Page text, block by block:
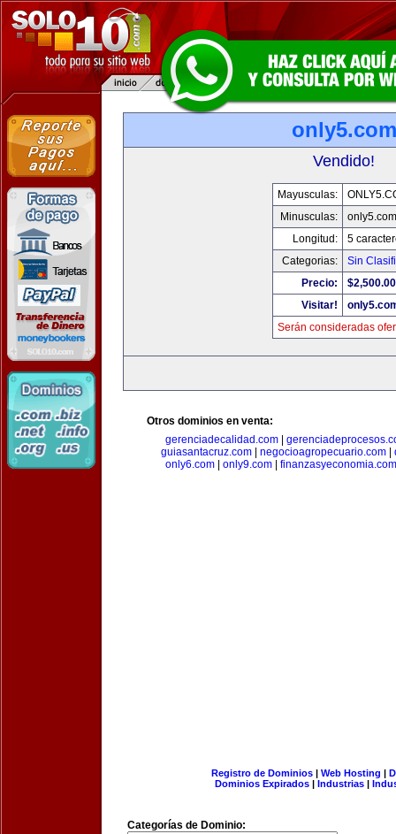
only5.com
Vendido!
Mayusculas:
Minusculas:
only5.com
Longitud:
5
Categorias:
Sin
Precio:
$2,500.00
Visitar!
Serán consideradas
Otros dominios en venta:
gerenciadecalidad.com|
guiasantacruz.com
negocioagropecuario.com
only6.com| only9.com| finanzasyeconomia.com
Registro de Dominios| Web Hosting |
Dominios Expirados | Industrias |
Categorías de Dominio: